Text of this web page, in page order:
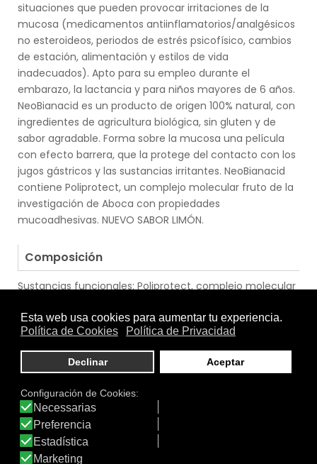
situaciones que pueden provocar irritaciones de la
mucosa (medicamentos antiinflamatorios/analgésicos
no esteroideos, periodos de estrés psicofísico, cambios
de estación, alimentación y estilos de vida
inadecuados). Apto para su empleo durante el
embarazo, la lactancia y para niños mayores de 6 años.
NeoBianacid es un producto de origen 100% natural, con
ingredientes de agricultura biológica, sin gluten y de
sabor agradable. Forma sobre la mucosa una película
con efecto barrera, que la protege del contacto con los
jugos gástricos y las sustancias irritantes. NeoBianacid
contiene Poliprotect, un complejo molecular fruto de la
investigación de Aboca con propiedades
mucoadhesivas. NUEVO SABOR LIMÓN.
Composición
Sustancias funcionales: Poliprotect, complejo molecular
vera, Malva sylvestris y Althaea officinalis) y minerales
Limestone y Nahcolite. Titulado en polisacáridos (peso
molecular 20 000 dalton) u22657,6 % (40 mg por
comprimido). Fracción flavonoica* (obtenida a partir de
caña*, goma arábiga, aroma natural de Menta. (*)
Ingrediente de Agricultura Biológica.
Modo de Empleo